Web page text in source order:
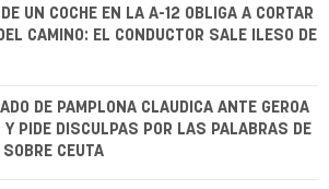
UN COCHE EN LA A-12 OBLIGA A CORTAR
CAMINO: EL CONDUCTOR SALE ILESO DE
DE PAMPLONA CLAUDICA ANTE GEROA
Y PIDE DISCULPAS POR LAS PALABRAS DE
SOBRE CEUTA